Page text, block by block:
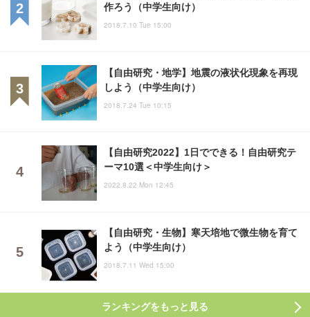
作ろう（中学生向け）
2018.7.10 Tue 15:00
【自由研究・地学】地震の液状化現象を再現
しよう（中学生向け）
2018.7.24 Tue 10:15
【自由研究2022】1日でできる！自由研究テ
ーマ10選＜中学生向け＞
2022.8.22 Mon 12:45
【自由研究・生物】寒天培地で微生物を育て
よう（中学生向け）
2018.7.11 Wed 15:00
ランキングをもっと見る